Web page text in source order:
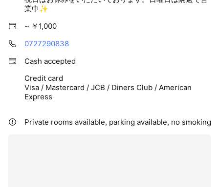
スタッフ一同
お気軽にお問合せくださいませ😊✨
#まつげパーマ
#箕面マツエク
#フラットラッシュ
#箕面まつ毛カール
#箕面まつげパーマ
#箕面美眉スタイリング
業中✨
~ ￥1,000
0727290838
Cash accepted
Credit card
Visa / Mastercard / JCB / Diners Club / American
Express
Private rooms available, parking available, no smoking